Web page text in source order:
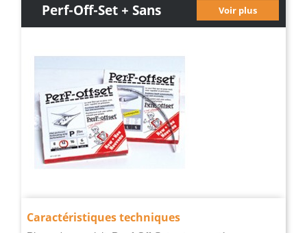
Perf-Off-Set + Sans
Voir plus
Caractéristiques techniques